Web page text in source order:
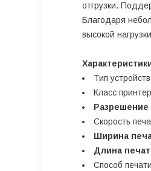
отгрузки.
Благодаря
высокой
Тип
Класс
Разрешение
Скорость
Ширина
Длина
Способ